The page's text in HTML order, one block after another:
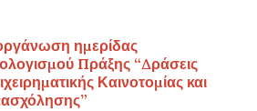
ημερίδας
Πράξης “Δράσεις
Καινοτομίας και